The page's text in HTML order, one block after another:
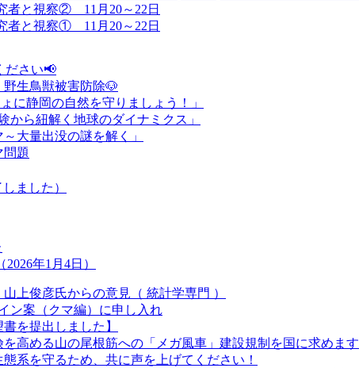
者と視察② 11月20～22日
者と視察① 11月20～22日
ださい📢
生鳥獣被害防除🐶
に静岡の自然を守りましょう！」
から紐解く地球のダイナミクス」
大量出没の謎を解く」
問題
ました）
年1月4日）
上俊彦氏からの意見（ 統計学専門 ）
ン案（クマ編）に申し入れ
を提出しました】
高める山の尾根筋への「メガ風車」建設規制を国に求めます
系を守るため、共に声を上げてください！